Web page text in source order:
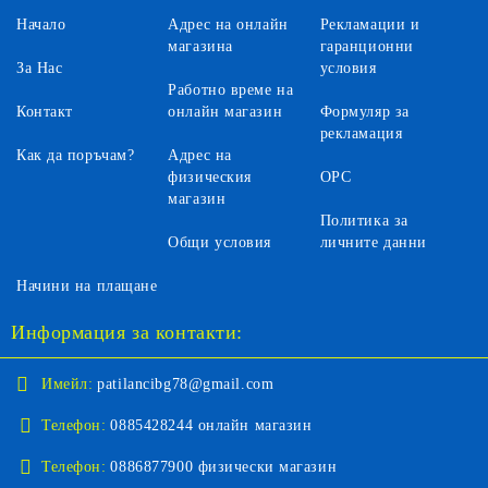
Начало
За Нас
Контакт
Как да поръчам?
Адрес на онлайн
магазина
Работно време на
онлайн магазин
Адрес на
физическия
магазин
Общи условия
Рекламации и
гаранционни
условия
Формуляр за
рекламация
ОРС
Политика за
личните данни
Начини на плащане
Информация за контакти:
Имейл: patilancibg78@gmail.com
Телефон: 0885428244 онлайн магазин
Телефон: 0886877900 физически магазин